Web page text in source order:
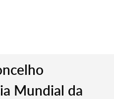
Mundial da